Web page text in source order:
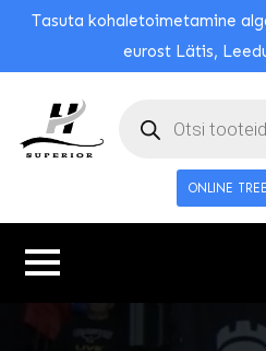
Tasuta kohaletoimetamine
eurost Lätis,
otsing
ONLINE